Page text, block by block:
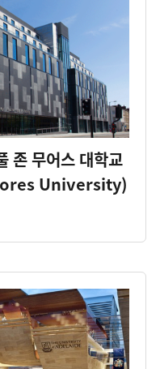
존 무어스 대학교
University)